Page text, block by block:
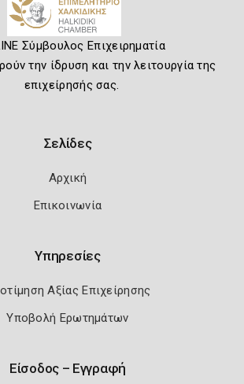
Σύμβουλος Επιχειρηματία
την ίδρυση και την λειτουργία της
επιχείρησής σας.
Σελίδες
Αρχική
Επικοινωνία
Υπηρεσίες
Αξίας Επιχείρησης
Υποβολή Ερωτημάτων
Είσοδος – Εγγραφή